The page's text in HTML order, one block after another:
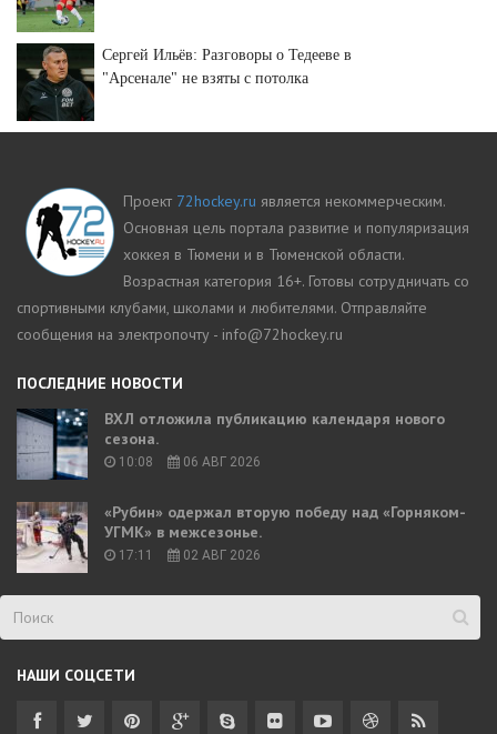
Сергей Ильёв: Разговоры о Тедееве в
"Арсенале" не взяты с потолка
Проект 72hockey.ru является некоммерческим.
Основная цель портала развитие и популяризация
хоккея в Тюмени и в Тюменской области.
Возрастная категория 16+. Готовы сотрудничать со
спортивными клубами, школами и любителями. Отправляйте
сообщения на электропочту - info@72hockey.ru
ПОСЛЕДНИЕ НОВОСТИ
ВХЛ отложила публикацию календаря нового
сезона.
10:08 06 АВГ 2026
«Рубин» одержал вторую победу над «Горняком-
УГМК» в межсезонье.
17:11 02 АВГ 2026
НАШИ СОЦСЕТИ